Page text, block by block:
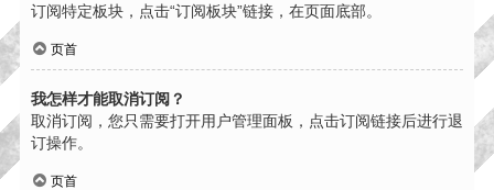
订阅特定板块，点击“订阅板块”链接，在页面底部。
页首
我怎样才能取消订阅？
取消订阅，您只需要打开用户管理面板，点击订阅链接后进行退
订操作。
页首